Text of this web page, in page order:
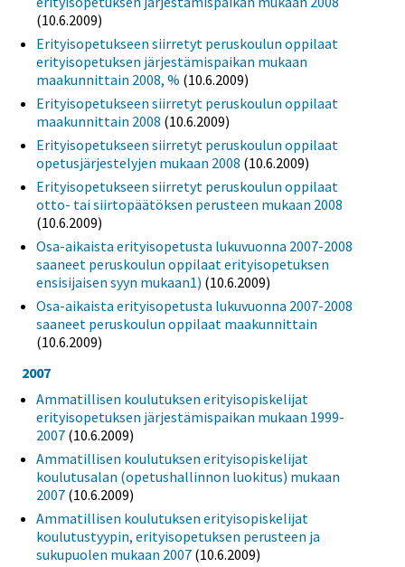
(10.6.2009)
Erityisopetukseen siirretyt peruskoulun oppilaat
erityisopetuksen järjestämispaikan mukaan
maakunnittain 2008, % (10.6.2009)
Erityisopetukseen siirretyt peruskoulun oppilaat
maakunnittain 2008 (10.6.2009)
Erityisopetukseen siirretyt peruskoulun oppilaat
opetusjärjestelyjen mukaan 2008 (10.6.2009)
Erityisopetukseen siirretyt peruskoulun oppilaat
otto- tai siirtopäätöksen perusteen mukaan 2008
(10.6.2009)
Osa-aikaista erityisopetusta lukuvuonna 2007-2008
saaneet peruskoulun oppilaat erityisopetuksen
ensisijaisen syyn mukaan1) (10.6.2009)
Osa-aikaista erityisopetusta lukuvuonna 2007-2008
saaneet peruskoulun oppilaat maakunnittain
(10.6.2009)
2007
Ammatillisen koulutuksen erityisopiskelijat
erityisopetuksen järjestämispaikan mukaan 1999-
2007 (10.6.2009)
Ammatillisen koulutuksen erityisopiskelijat
koulutusalan (opetushallinnon luokitus) mukaan
2007 (10.6.2009)
Ammatillisen koulutuksen erityisopiskelijat
koulutustyypin, erityisopetuksen perusteen ja
sukupuolen mukaan 2007 (10.6.2009)